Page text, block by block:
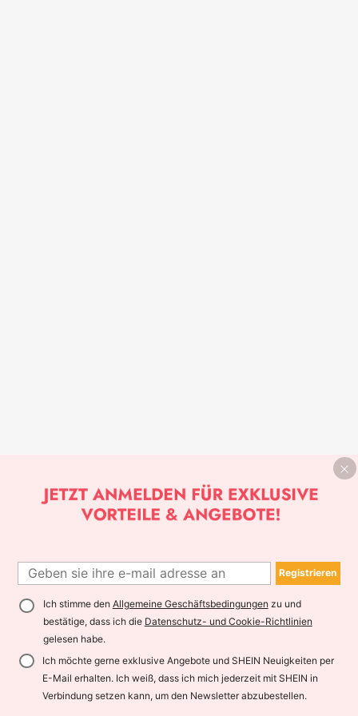
Registrieren
Ich stimme den Allgemeine Geschäftsbedingungen zu und
bestätige, dass ich die Datenschutz- und Cookie-Richtlinien
gelesen habe.
Ich möchte gerne exklusive Angebote und SHEIN Neuigkeiten per
E-Mail erhalten. Ich weiß, dass ich mich jederzeit mit SHEIN in
Verbindung setzen kann, um den Newsletter abzubestellen.